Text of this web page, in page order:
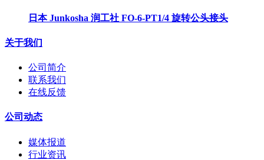
日本 Junkosha 润工社 FO-6-PT1/4 旋转公头接头
关于我们
公司简介
联系我们
在线反馈
公司动态
媒体报道
行业资讯